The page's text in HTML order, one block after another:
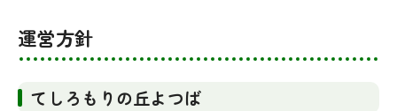
運営方針
てしろもりの丘よつば